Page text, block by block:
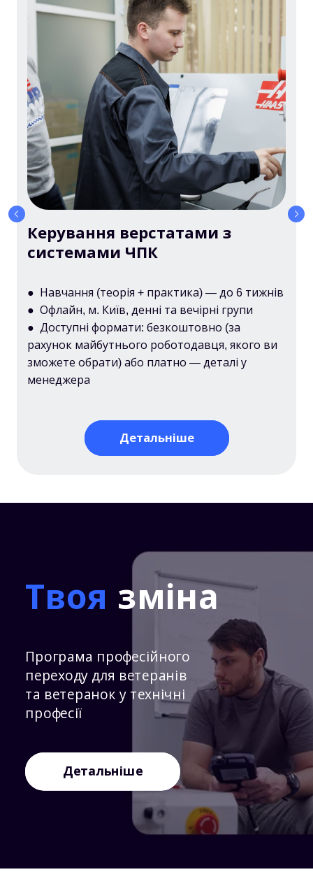
Керування верстатами з
системами ЧПК
● Навчання (теорія + практика) — до 6 тижнів
● Офлайн, м. Київ, денні та вечірні групи
● Доступні формати: безкоштовно (за
рахунок майбутнього роботодавця, якого ви
зможете обрати) або платно — деталі у
менеджера
Детальніше
Твоя зміна
Програма професійного
переходу для ветеранів
та ветеранок у технічні
професії
Детальніше